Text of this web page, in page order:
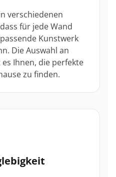
verschiedenen
für jede Wand
Kunstwerk
Die Auswahl an
Ihnen, die perfekte
zu finden.